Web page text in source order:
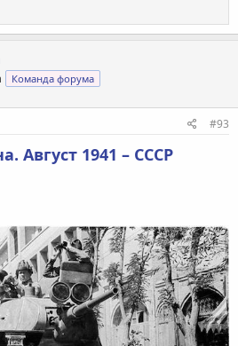
Команда форума
#93
Август 1941 – CCCР